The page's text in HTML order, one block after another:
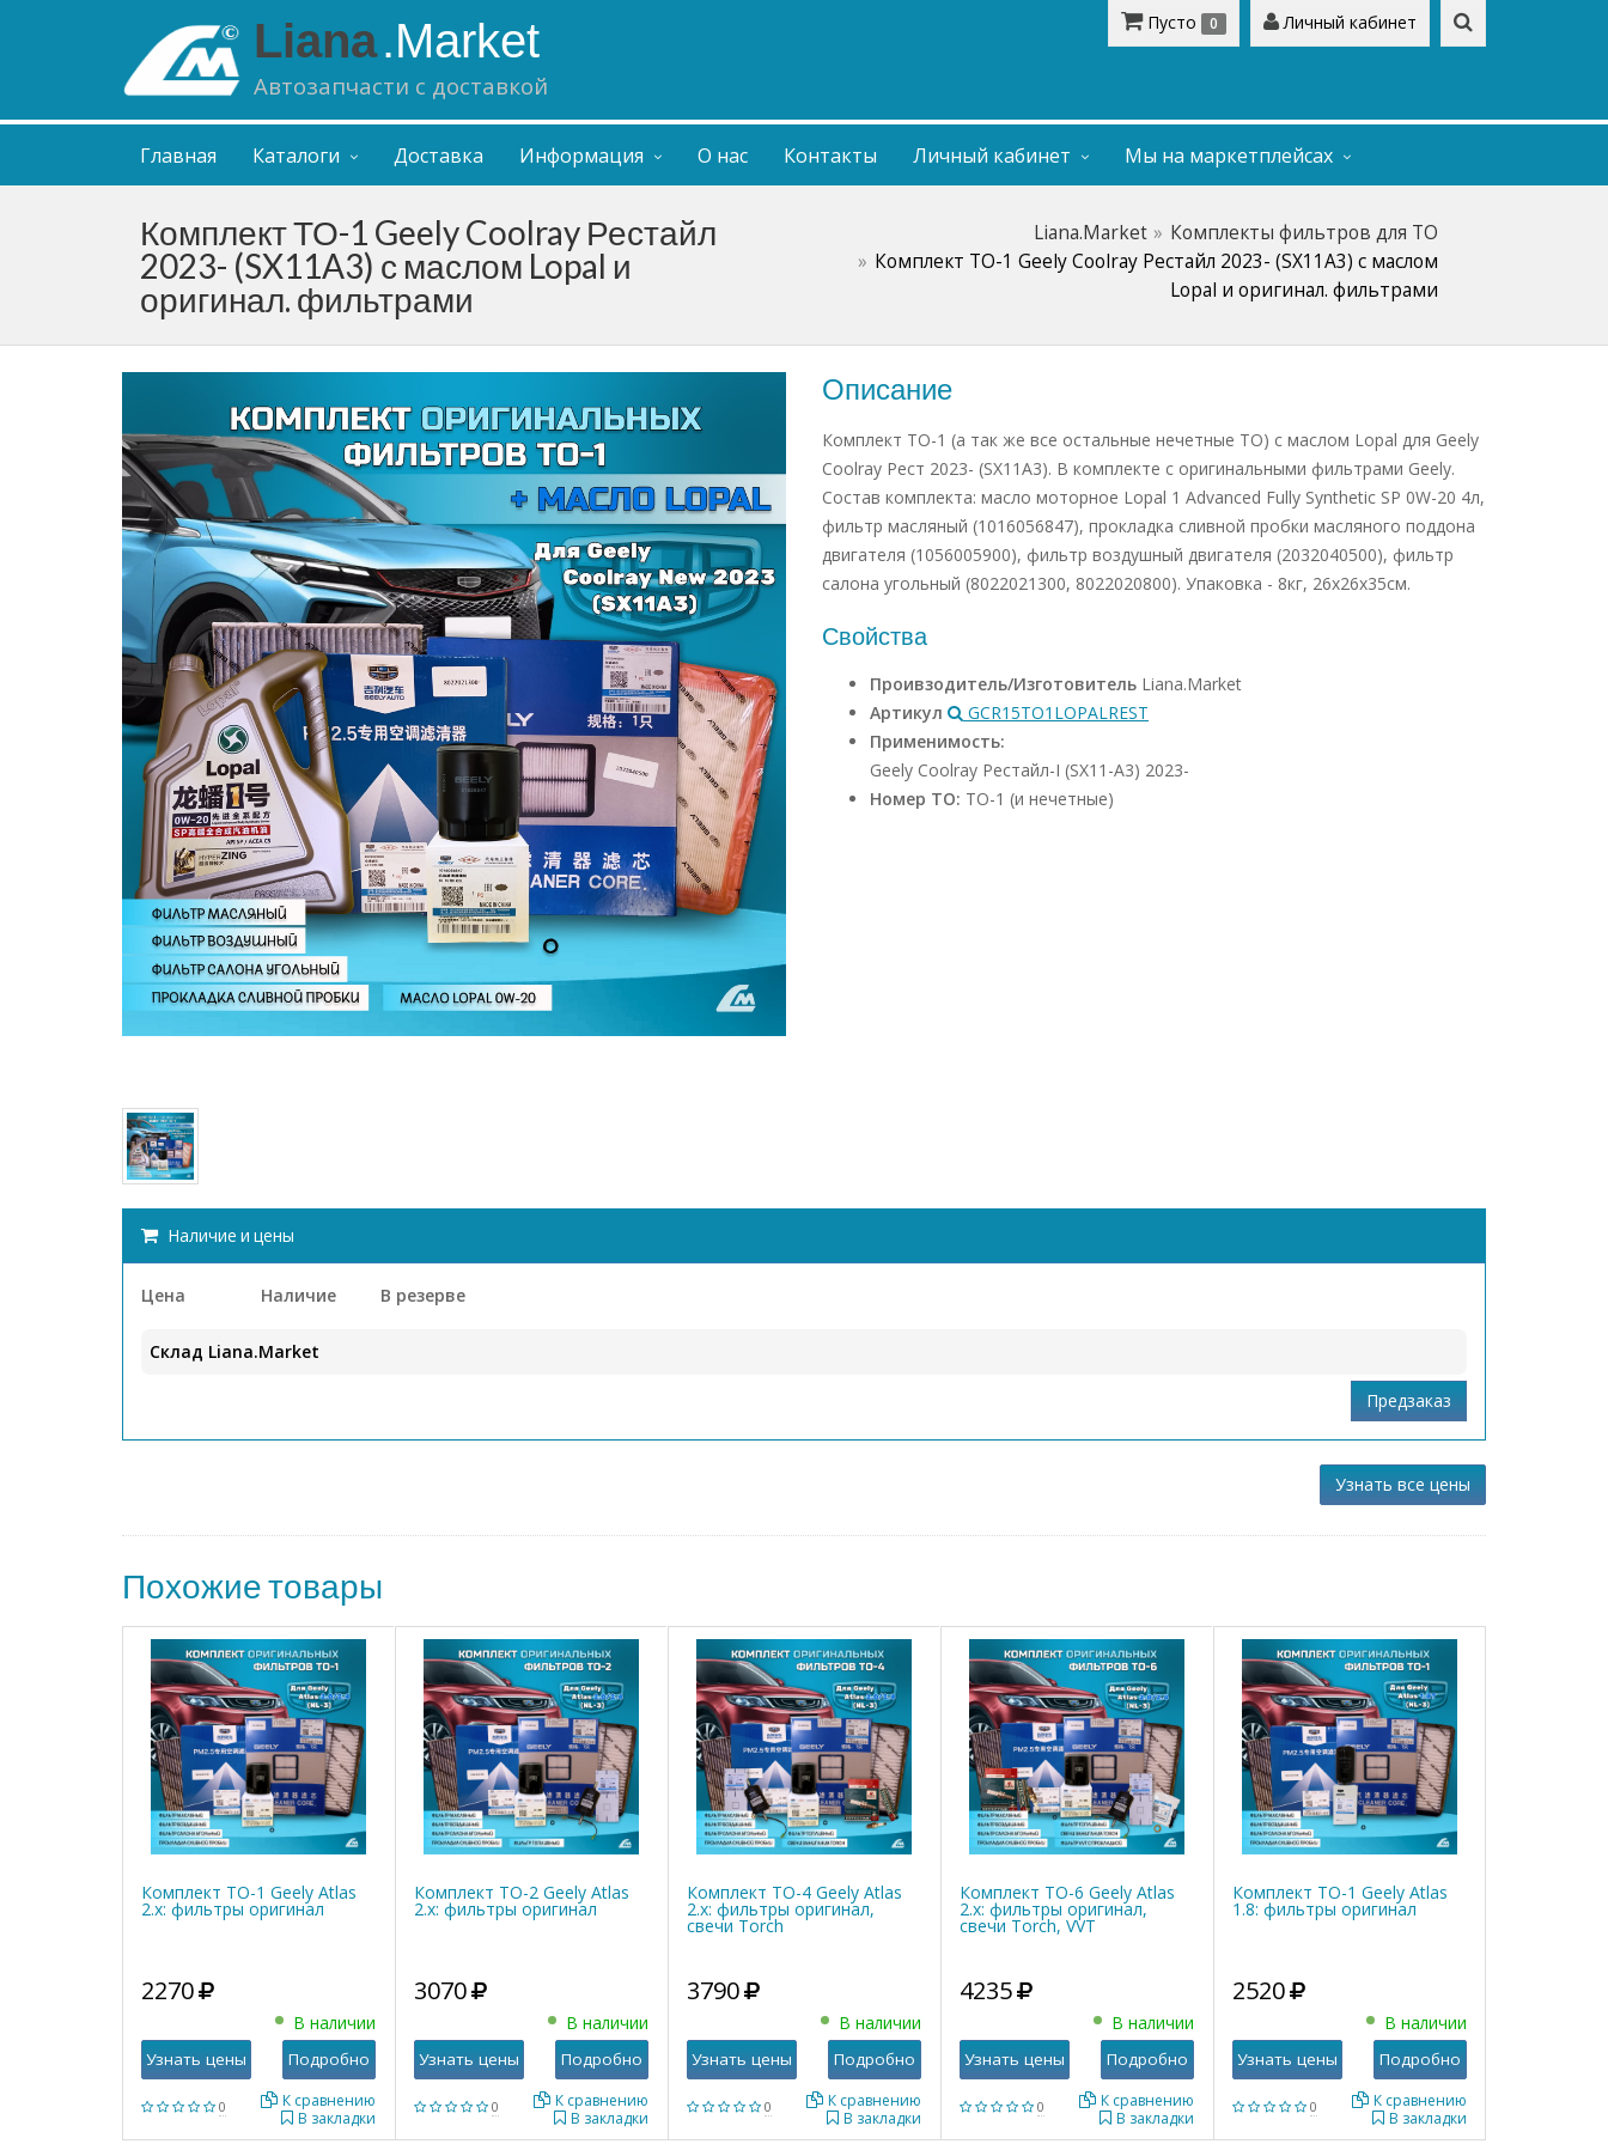
Liana.Market
Автозапчасти с доставкой
Пусто 0 Личный кабинет
Главная Каталоги Доставка Информация О нас Контакты Личный кабинет Мы на маркетплейсах
Комплект ТО-1 Geely Coolray Рестайл
2023- (SX11A3) с маслом Lopal и
оригинал. фильтрами
Liana.Market
Комплекты фильтров для ТО
Комплект ТО-1 Geely Coolray Рестайл 2023- (SX11A3) с маслом
Lopal и оригинал. фильтрами
Описание
Комплект ТО-1 (а так же все остальные нечетные ТО) с маслом Lopal для Geely
Coolray Рест 2023- (SX11A3). В комплекте с оригинальными фильтрами Geely.
Состав комплекта: масло моторное Lopal 1 Advanced Fully Synthetic SP 0W-20 4л,
фильтр масляный (1016056847), прокладка сливной пробки масляного поддона
двигателя (1056005900), фильтр воздушный двигателя (2032040500), фильтр
салона угольный (8022021300, 8022020800). Упаковка - 8кг, 26х26х35см.
Свойства
Проивзодитель/Изготовитель Liana.Market
Артикул
GCR15TO1LOPALREST
Применимость:
Geely Coolray Рестайл-I (SX11-A3) 2023-
Номер ТО: ТО-1 (и нечетные)
Наличие и цены
Цена Наличие В резерве
Склад Liana.Market
Узнать все цены
Похожие товары
Комплект ТО-1 Geely Atlas
2.x: фильтры оригинал
0
2270
В наличии
В закладки
К сравнению
Узнать цены Подробно
Комплект ТО-2 Geely Atlas
2.x: фильтры оригинал
0
3070
В наличии
В закладки
К сравнению
Узнать цены Подробно
Комплект ТО-4 Geely Atlas
2.x: фильтры оригинал,
свечи Torch
0
3790
В наличии
В закладки
К сравнению
Узнать цены Подробно
Комплект ТО-6 Geely Atlas
2.x: фильтры оригинал,
свечи Torch, VVT
0
4235
В наличии
В закладки
К сравнению
Узнать цены Подробно
Комплект ТО-1 Geely Atlas
1.8: фильтры оригинал
0
2520
В наличии
В закладки
К сравнению
Узнать цены Подробно